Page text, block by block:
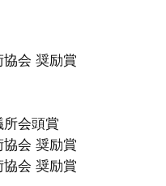
会 奨励賞
会頭賞
会 奨励賞
会 奨励賞